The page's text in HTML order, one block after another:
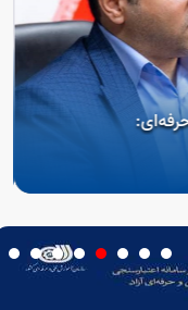
07 مرداد 1405
با